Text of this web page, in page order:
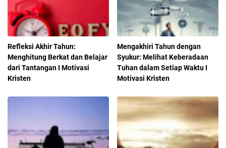
Refleksi Akhir Tahun:
Menghitung Berkat dan Belajar
dari Tantangan I Motivasi
Kristen
Mengakhiri Tahun dengan
Syukur: Melihat Keberadaan
Tuhan dalam Setiap Waktu I
Motivasi Kristen